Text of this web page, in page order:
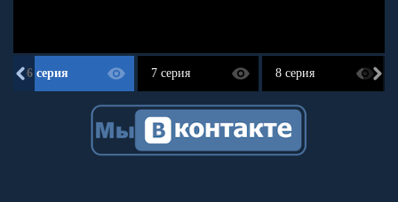
6 серия 7 серия 8 серия